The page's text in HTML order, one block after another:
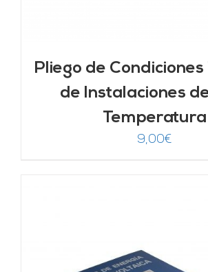
Pliego de Condiciones
de Instalaciones
Temperatura
9,00€